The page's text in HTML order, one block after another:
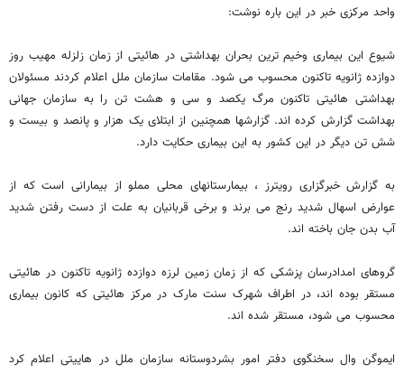
واحد مرکزی خبر در این باره نوشت:
شیوع این بیماری وخیم ترین بحران بهداشتی در هائیتی از زمان زلزله مهیب روز
دوازده ژانویه تاکنون محسوب می شود. مقامات سازمان ملل اعلام کردند مسئولان
بهداشتی هائیتی تاکنون مرگ یکصد و سی و هشت تن را به سازمان جهانی
بهداشت گزارش کرده اند. گزارشها همچنین از ابتلای یک هزار و پانصد و بیست و
شش تن دیگر در این کشور به این بیماری حکایت دارد.
به گزارش خبرگزاری رویترز ، بیمارستانهای محلی مملو از بیمارانی است که از
عوارض اسهال شدید رنج می برند و برخی قربانیان به علت از دست رفتن شدید
آب بدن جان باخته اند.
گروهای امدادرسان پزشکی که از زمان زمین لرزه دوازده ژانویه تاکنون در هائیتی
مستقر بوده اند، در اطراف شهرک سنت مارک در مرکز هائیتی که کانون بیماری
محسوب می شود، مستقر شده اند.
ایموگن وال سخنگوی دفتر امور بشردوستانه سازمان ملل در هاییتی اعلام کرد